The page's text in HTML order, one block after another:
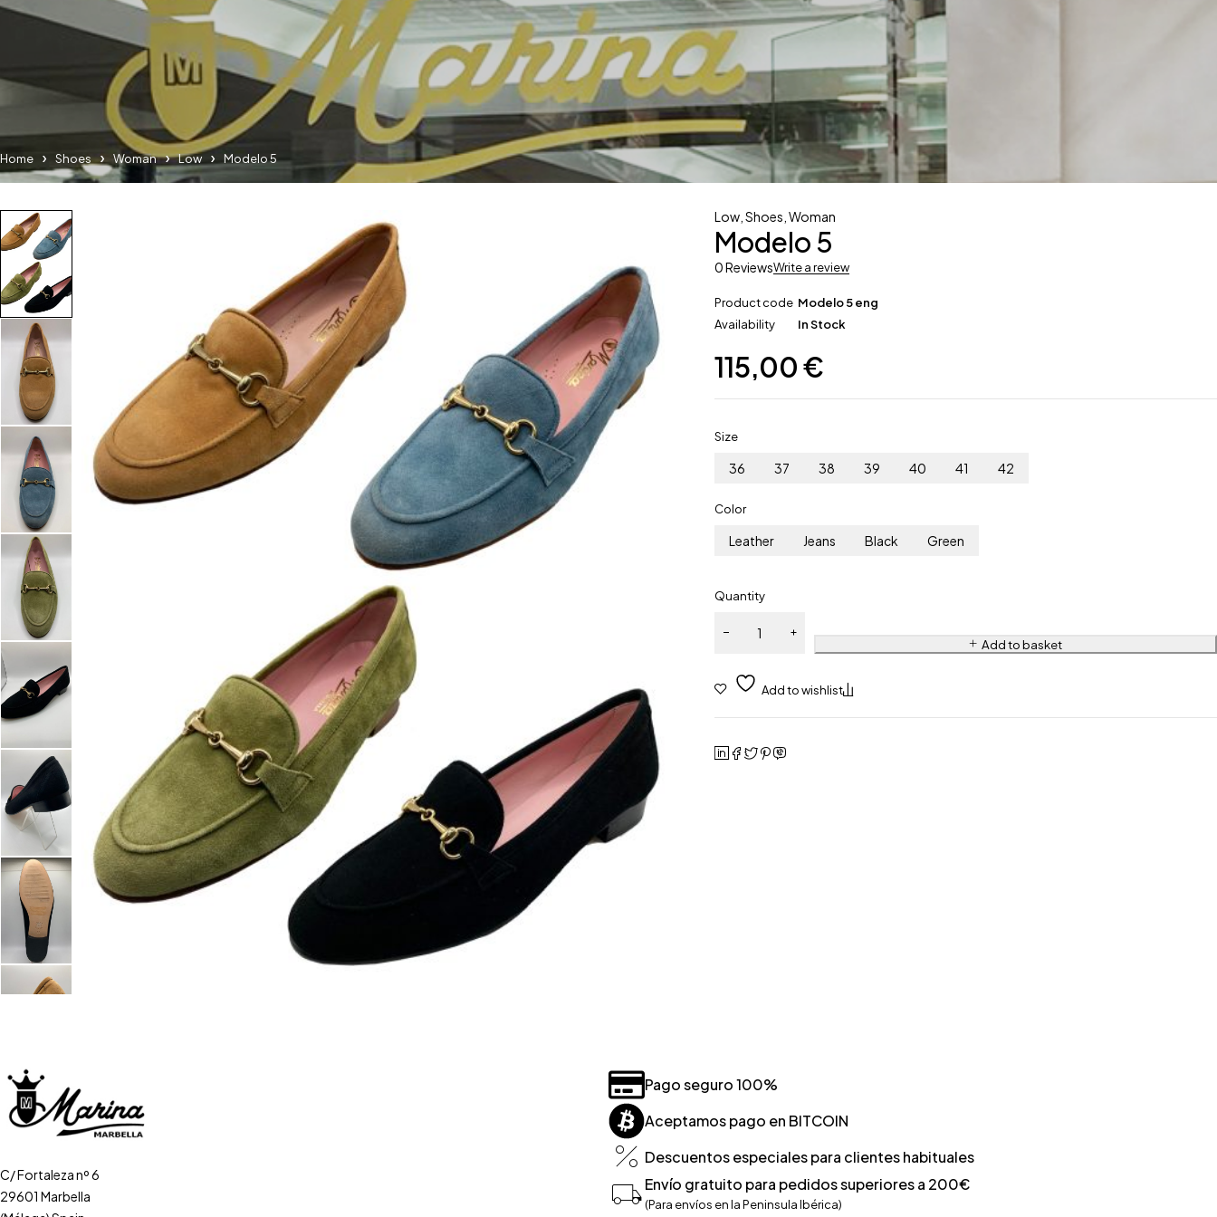
Home Shoes Woman Low Modelo 5
Low ,Shoes ,Woman
Modelo 5
0 ReviewsWrite a review
Product code Modelo 5 eng
Availability
In Stock
115,00€
Size
36 37 38 39 40 41 42
Color
Leather Jeans Black Green
Quantity
Add to basket
C/ Fortaleza nº 6
29601 Marbella
Pago seguro 100%
Aceptamos pago en BITCOIN
Descuentos especiales para clientes habituales
Envío gratuito para pedidos superiores a 200€
(Para envíos en la Peninsula Ibérica)